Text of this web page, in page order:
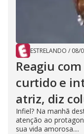
ESTRELANDO / 08/
Reagiu
curtido e
atriz, diz
Infiel? Na manhã
atenção ao
sua vida amorosa....